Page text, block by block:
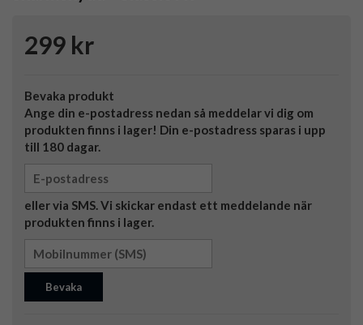
299 kr
Bevaka produkt
Ange din e-postadress nedan så meddelar vi dig om
produkten finns i lager! Din e-postadress sparas i upp
till 180 dagar.
eller via SMS. Vi skickar endast ett meddelande när
produkten finns i lager.
Bevaka